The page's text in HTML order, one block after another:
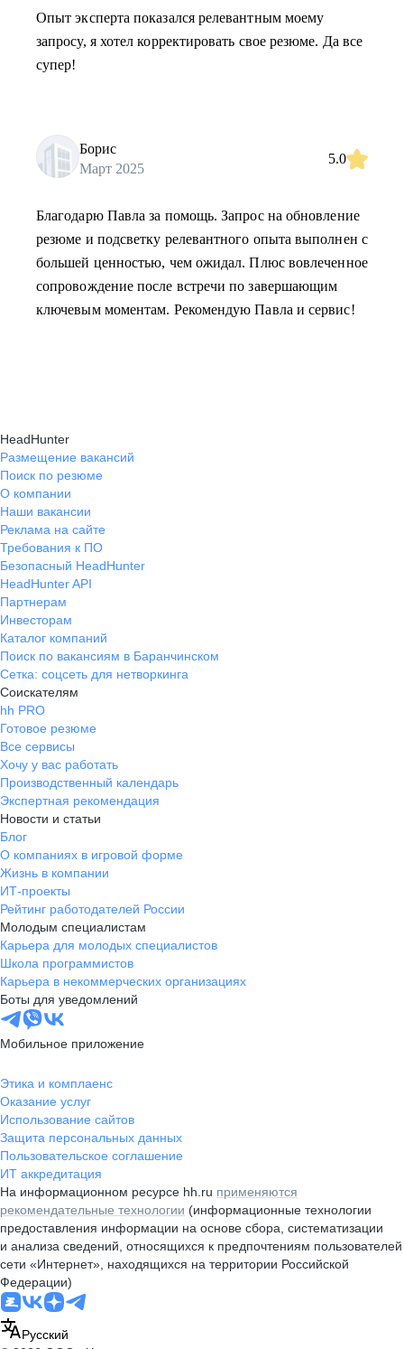
Опыт эксперта показался релевантным моему
запросу, я хотел корректировать свое резюме. Да все
супер!
Борис
Март 2025
5.0
Благодарю Павла за помощь. Запрос на обновление
резюме и подсветку релевантного опыта выполнен с
большей ценностью, чем ожидал. Плюс вовлеченное
сопровождение после встречи по завершающим
ключевым моментам. Рекомендую Павла и сервис!
HeadHunter
Размещение вакансий
Поиск по резюме
О компании
Наши вакансии
Реклама на сайте
Требования к ПО
Безопасный HeadHunter
HeadHunter API
Партнерам
Инвесторам
Каталог компаний
Поиск по вакансиям в Баранчинском
Сетка: соцсеть для нетворкинга
Соискателям
hh PRO
Готовое резюме
Все сервисы
Хочу у вас работать
Производственный календарь
Экспертная рекомендация
Новости и статьи
Блог
О компаниях в игровой форме
Жизнь в компании
ИТ-проекты
Рейтинг работодателей России
Молодым специалистам
Карьера для молодых специалистов
Школа программистов
Карьера в некоммерческих организациях
Боты для уведомлений
Мобильное приложение
Этика и комплаенс
Оказание услуг
Использование сайтов
Защита персональных данных
Пользовательское соглашение
ИТ аккредитация
На информационном ресурсе hh.ru применяются
рекомендательные технологии (информационные технологии
предоставления информации на основе сбора, систематизации
и анализа сведений, относящихся к предпочтениям пользователей
сети «Интернет», находящихся на территории Российской
Федерации)
Русский